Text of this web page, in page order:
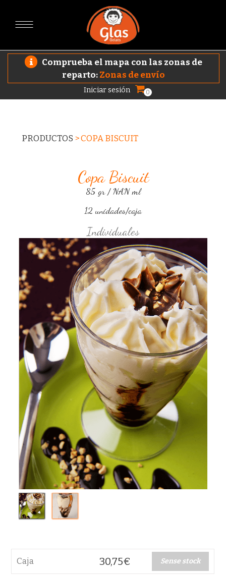
Comprueba el mapa con las zonas de
reparto:Zonas de envío
Iniciar sesión 0
PRODUCTOS >COPA BISCUIT
Copa Biscuit
85 gr / NAN ml
12 unidades/caja
Individuales
Caja 30,75€ Sense stock